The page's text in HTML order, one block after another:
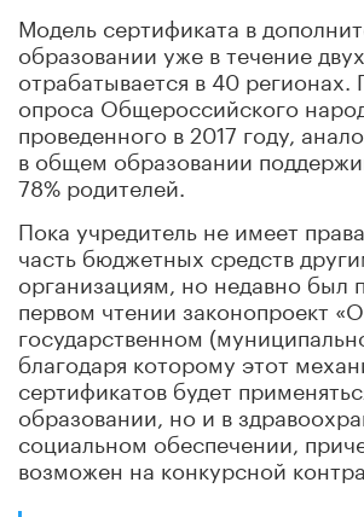
Модель сертификата в
образовании уже в течение
отрабатывается в 40
опроса Общероссийского
проведенного в 2017 году,
в общем образовании
78% родителей.
Пока учредитель не имеет
часть бюджетных средств
организациям, но недавно был
первом чтении законопроект «О
государственном
благодаря которому этот
сертификатов будет
образовании, но и в
социальном обеспечении,
возможен на конкурсной